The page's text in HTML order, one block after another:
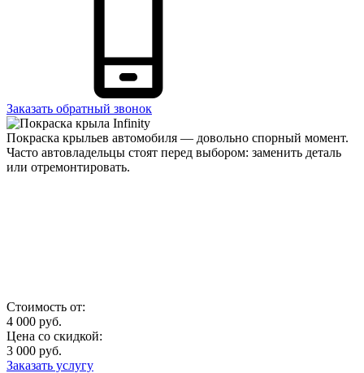
Заказать обратный звонок
Покраска крыльев автомобиля — довольно спорный момент.
Часто автовладельцы стоят перед выбором: заменить деталь
или отремонтировать.
Стоимость от:
4 000 руб.
Цена со скидкой:
3 000 руб.
Заказать услугу